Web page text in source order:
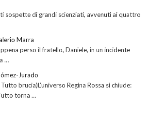
sospette di grandi scienziati, avvenuti ai quattro
Marra
perso il fratello, Daniele, in un incidente
…
Jurado
brucia)L’universo Regina Rossa si chiude:
torna …